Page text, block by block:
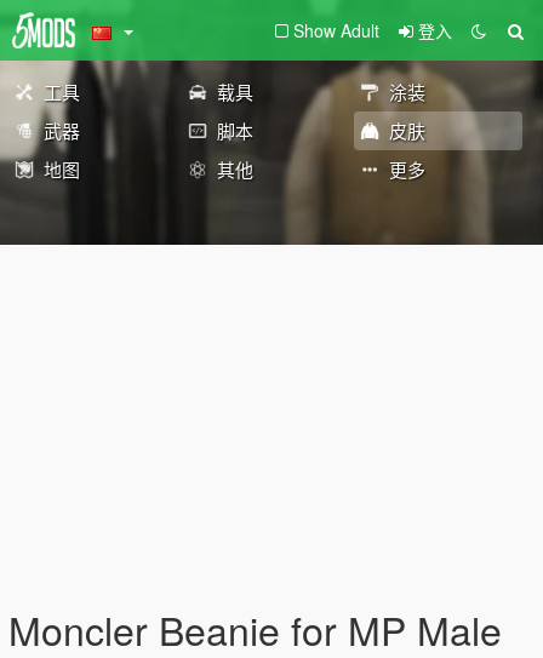
Show Adult 登入
工具 载具
涂装
武器
脚本
皮肤
地图
其他 更多
Moncler Beanie for MP Male